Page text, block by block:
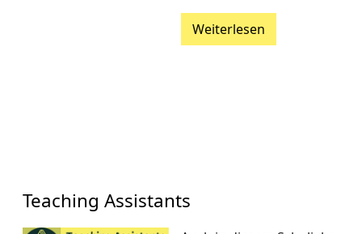
Weiterlesen
Teaching Assistants